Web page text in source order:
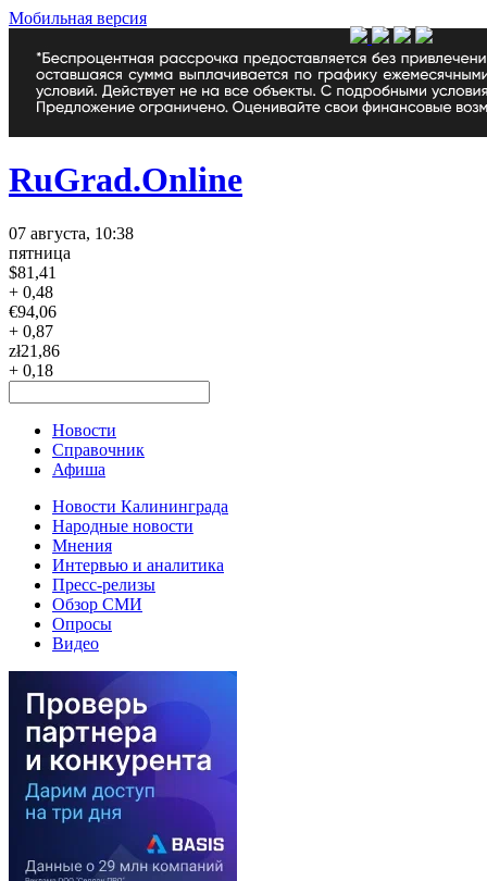
Мобильная версия
RuGrad.Online
07 августа, 10:38
пятница
$81,41
+ 0,48
€94,06
+ 0,87
zł21,86
+ 0,18
Новости
Справочник
Афиша
Новости Калининграда
Народные новости
Мнения
Интервью и аналитика
Пресс-релизы
Обзор СМИ
Опросы
Видео